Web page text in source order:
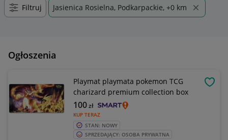
Filtruj Jasienica Rosielna, Podkarpackie, +0 km
Ogłoszenia
Playmat playmata pokemon TCG
charizard premium collection box
KUP TERAZ
100zł
STAN: NOWY
SPRZEDAJĄCY: OSOBA PRYWATNA